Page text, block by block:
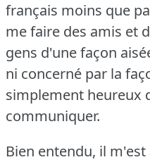
français moins que
me faire des amis et
gens d'une façon
ni concerné par la
simplement heureux
communiquer.
Bien entendu, il